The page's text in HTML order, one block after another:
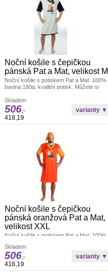
Noční košile s čepičkou
pánská Pat a Mat, velikost M
Noční košile s potiskem Pat a Mat. 100%
bavlna 180g, kvalitní potisk. Můžete si
natisknout. Obrázky k tisku najdete níže
pod výrobkem.
Skladem
506,-
418,19
Noční košile s čepičkou
pánská oranžová Pat a Mat,
velikost XXL
Noční košile s potiskem Pat a Mat. 100%
vybrat obrázek Pat a Mat který chcete
natisknout. Obrázky k tisku najdete níže
pod výrobkem.
Skladem
506,-
418,19